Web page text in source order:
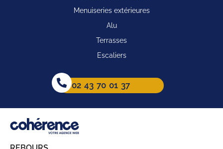
Menuiseries extérieures
Alu
Terrasses
Escaliers
02 43 70 01 37